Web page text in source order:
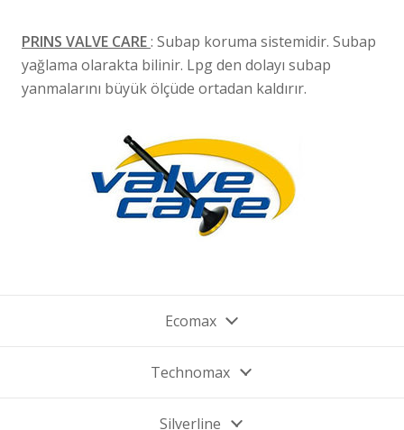
PRINS VALVE CARE: Subap koruma sistemidir. Subap
yağlama olarakta bilinir. Lpg den dolayı subap
yanmalarını büyük ölçüde ortadan kaldırır.
Ecomax
Technomax
Silverline